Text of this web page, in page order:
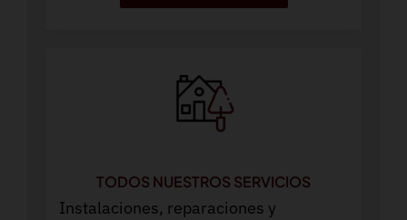
TODOS NUESTROS SERVICIOS
Instalaciones, reparaciones y